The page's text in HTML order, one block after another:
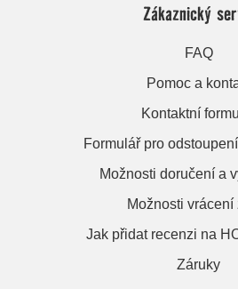
Zákaznický
FAQ
Pomoc a
Kontaktní
Formulář pro
Možnosti doručení a
Možnosti vrácení
Jak přidat recenzi na
Záruky